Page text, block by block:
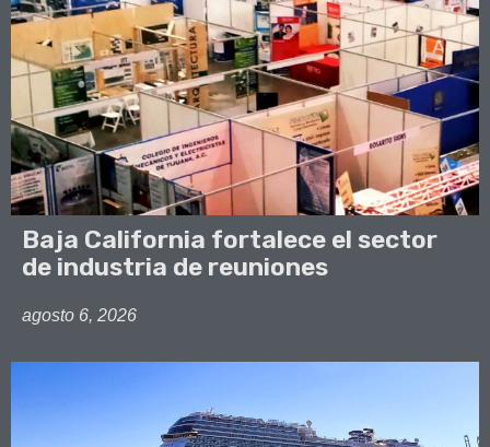
Baja California fortalece el sector
de industria de reuniones
agosto 6, 2026